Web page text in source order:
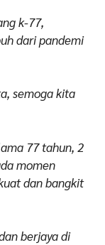
k-77,
dari pandemi
semoga kita
77 tahun, 2
momen
dan bangkit
berjaya di